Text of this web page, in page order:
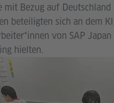
Bezug auf
beteiligten sich an dem
von SAP
hielten.